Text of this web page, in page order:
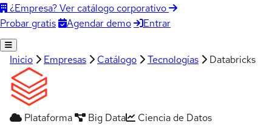
¿Empresa? Ver catálogo corporativo
Probar gratis
Agendar demo Entrar
Inicio Empresas Catálogo Tecnologías Databricks
Plataforma Big Data Ciencia de Datos